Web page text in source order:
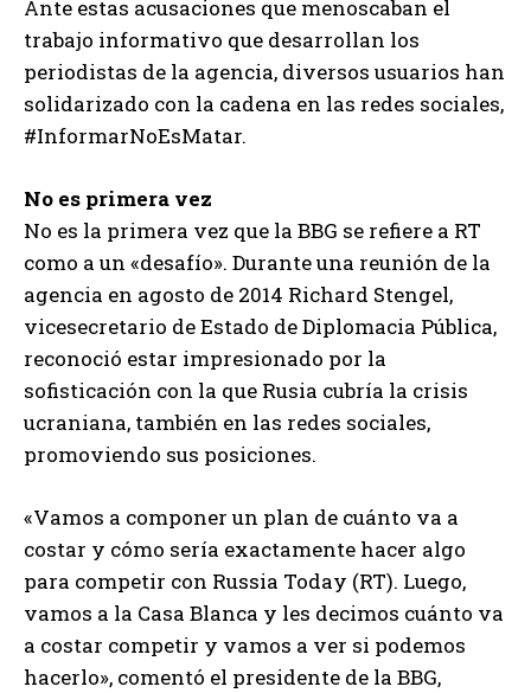
Ante estas acusaciones que menoscaban el
trabajo informativo que desarrollan los
periodistas de la agencia, diversos usuarios han
solidarizado con la cadena en las redes sociales,
#InformarNoEsMatar.
No es primera vez
No es la primera vez que la BBG se refiere a RT
como a un «desafío». Durante una reunión de la
agencia en agosto de 2014 Richard Stengel,
vicesecretario de Estado de Diplomacia Pública,
reconoció estar impresionado por la
sofisticación con la que Rusia cubría la crisis
ucraniana, también en las redes sociales,
promoviendo sus posiciones.
«Vamos a componer un plan de cuánto va a
costar y cómo sería exactamente hacer algo
para competir con Russia Today (RT). Luego,
vamos a la Casa Blanca y les decimos cuánto va
a costar competir y vamos a ver si podemos
hacerlo», comentó el presidente de la BBG,